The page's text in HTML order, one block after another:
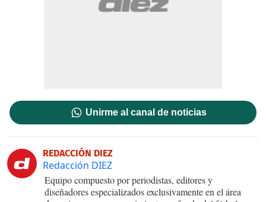
Unirme al canal de noticias
REDACCIÓN DIEZ
Redacción DIEZ
Equipo compuesto por periodistas, editores y
diseñadores especializados exclusivamente en el área